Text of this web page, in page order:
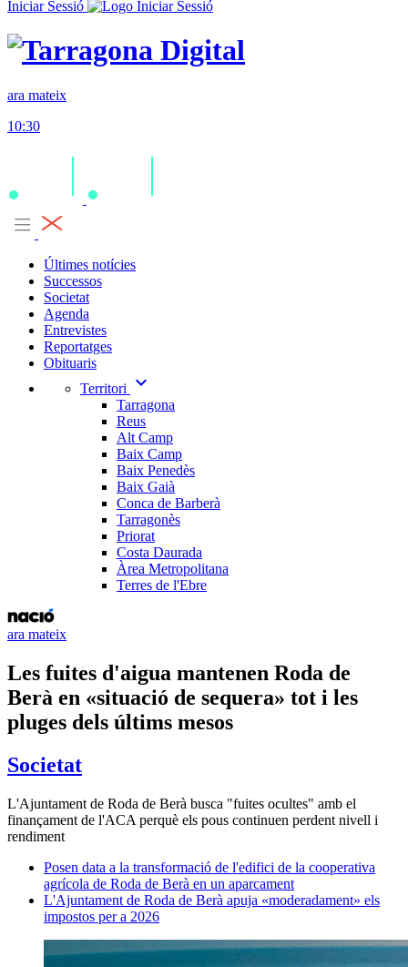
Iniciar Sessió
ara mateix
10:30
Últimes notícies
Successos
Societat
Agenda
Entrevistes
Reportatges
Obituaris
Territori
expand_more
Tarragona
Reus
Alt Camp
Baix Camp
Baix Penedès
Baix Gaià
Conca de Barberà
Tarragonès
Priorat
Costa Daurada
Àrea Metropolitana
Terres de l'Ebre
ara mateix
Les fuites d'aigua mantenen Roda de
Berà en «situació de sequera» tot i les
pluges dels últims mesos
Societat
L'Ajuntament de Roda de Berà busca "fuites ocultes" amb el
finançament de l'ACA perquè els pous continuen perdent nivell i
rendiment
Posen data a la transformació de l'edifici de la cooperativa
agrícola de Roda de Berà en un aparcament
L'Ajuntament de Roda de Berà apuja «moderadament» els
impostos per a 2026